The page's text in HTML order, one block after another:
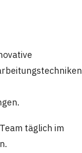
täglich im